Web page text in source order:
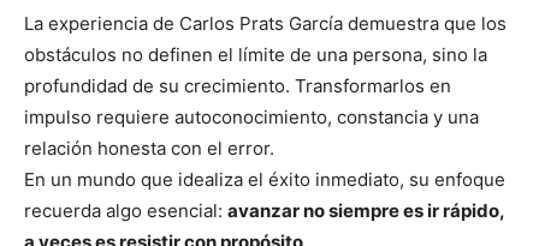
La experiencia de Carlos Prats García demuestra que los
obstáculos no definen el límite de una persona, sino la
profundidad de su crecimiento. Transformarlos en
impulso requiere autoconocimiento, constancia y una
relación honesta con el error.
En un mundo que idealiza el éxito inmediato, su enfoque
recuerda algo esencial: avanzar no siempre es ir rápido,